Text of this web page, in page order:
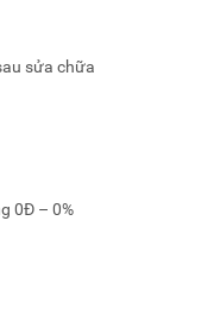
sửa chữa
0Đ – 0%